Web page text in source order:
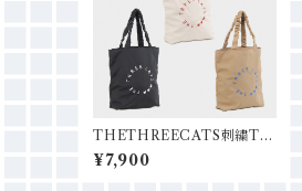
THETHREECATS刺繍TO
TE
¥7,900